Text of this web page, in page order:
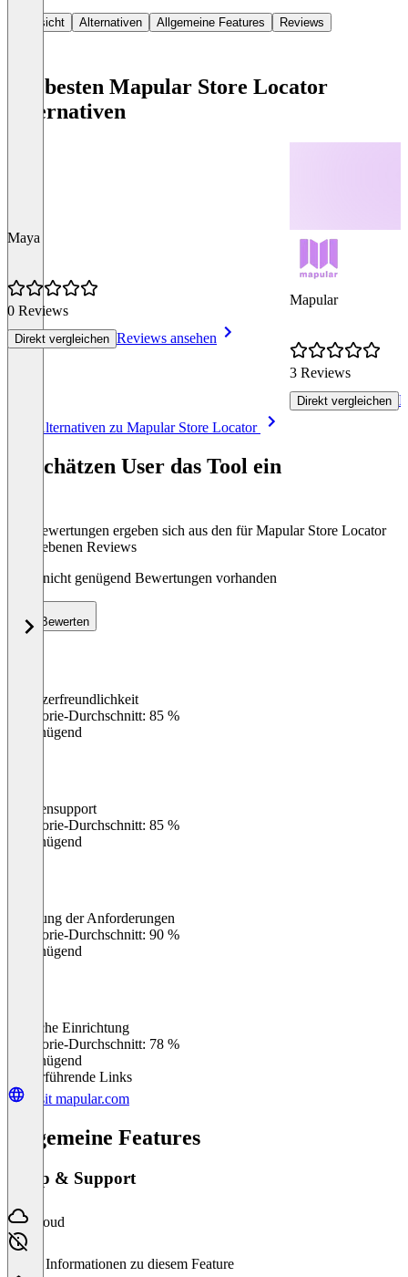
Übersicht Alternativen Allgemeine Features Reviews
Die besten Mapular Store Locator
Alternativen
Maya
0 Reviews
Direkt vergleichen Reviews ansehen
Mapular
3 Reviews
Direkt vergleichen
Alle Alternativen zu Mapular Store Locator
So schätzen User das Tool ein
Die Bewertungen ergeben sich aus den für Mapular Store Locator
abgegebenen Reviews
Noch nicht genügend Bewertungen vorhanden
Bewerten
Benutzerfreundlichkeit
Kategorie-Durchschnitt: 85 %
Ungenügend
Kundensupport
Kategorie-Durchschnitt: 85 %
Ungenügend
Erfüllung der Anforderungen
Kategorie-Durchschnitt: 90 %
Ungenügend
Einfache Einrichtung
Kategorie-Durchschnitt: 78 %
Ungenügend
Weiterführende Links
Visit mapular.com
Allgemeine Features
Setup & Support
Cloud
Keine Informationen zu diesem Feature